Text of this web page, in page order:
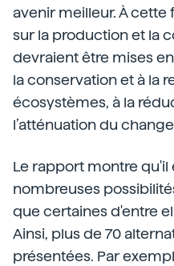
avenir meilleur. À
sur la production et la
devraient être mises
la conservation et à la
écosystèmes, à la
l’atténuation du
Le rapport montre qu'il
nombreuses
que certaines d'entre
Ainsi, plus de 70
présentées. Par